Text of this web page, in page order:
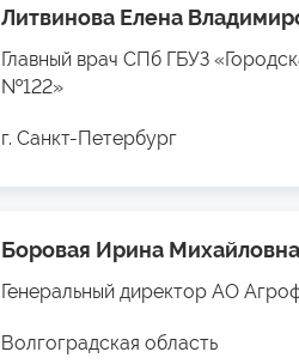
Литвинова Елена
Главный врач СПб ГБУЗ
№122»
г. Санкт-Петербург
Боровая Ирина Михайловна
Генеральный директор АО
Волгоградская область